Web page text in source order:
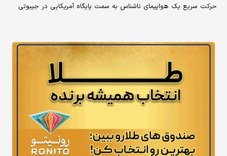
حرکت سریع یک هواپیمای ناشناس به سمت پایگاه آمریکایی در جیبوتی